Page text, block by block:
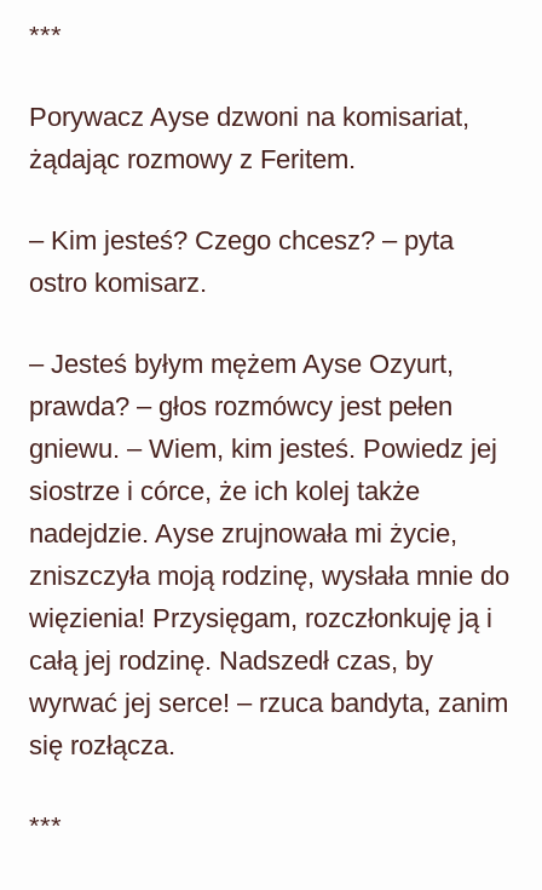
***
Porywacz Ayse dzwoni na komisariat,
żądając rozmowy z Feritem.
– Kim jesteś? Czego chcesz? – pyta
ostro komisarz.
– Jesteś byłym mężem Ayse Ozyurt,
prawda? – głos rozmówcy jest pełen
gniewu. – Wiem, kim jesteś. Powiedz jej
siostrze i córce, że ich kolej także
nadejdzie. Ayse zrujnowała mi życie,
zniszczyła moją rodzinę, wysłała mnie do
więzienia! Przysięgam, rozczłonkuję ją i
całą jej rodzinę. Nadszedł czas, by
wyrwać jej serce! – rzuca bandyta, zanim
się rozłącza.
***